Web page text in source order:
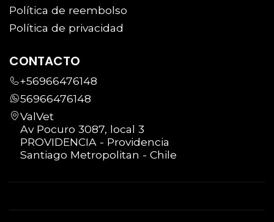
Política de reembolso
Política de privacidad
CONTACTO
+56966476148
56966476148
ValVet
Av Pocuro 3087, local 3
PROVIDENCIA - Providencia
Santiago Metropolitan - Chile